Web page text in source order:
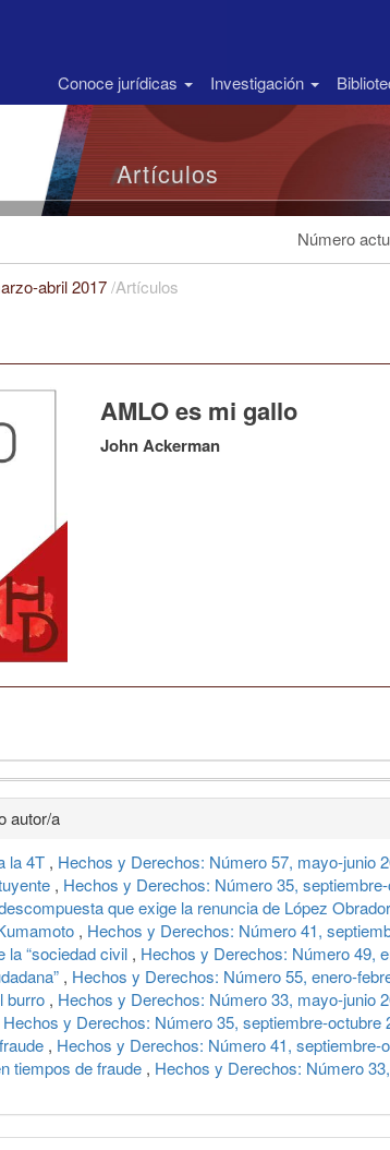
Conoce jurídicas Investigación
Artículos
Número
abril 2017/Artículos
AMLO es mi gallo
John Ackerman
autor/a
la 4T , Hechos y Derechos: Número 57, mayo-junio
, Hechos y Derechos: Número 35,
que exige la renuncia de López Obrador
, Hechos y Derechos: Número 41,
la “sociedad civil , Hechos y Derechos: Número 49,
, Hechos y Derechos: Número 55, enero-
burro , Hechos y Derechos: Número 33, mayo-junio
Hechos y Derechos: Número 35, septiembre-octubre
, Hechos y Derechos: Número 41, septiembre-
tiempos de fraude , Hechos y Derechos: Número